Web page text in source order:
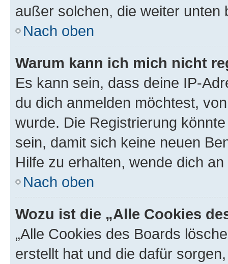
außer solchen, die weiter unten
Nach oben
Warum kann ich mich nicht
Es kann sein, dass deine IP-
du dich anmelden möchtest,
wurde. Die Registrierung
sein, damit sich keine neuen
Hilfe zu erhalten, wende dich
Nach oben
Wozu ist die „Alle Cookies
„Alle Cookies des Boards
erstellt hat und die dafür